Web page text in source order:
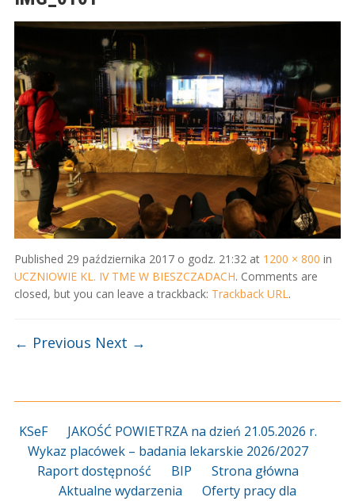
Published 29 października 2017 o godz. 21:32at 1200 × 800 in
UCZNIOWIE KL. IV TME W BIESZCZADACH. Comments are
closed, but you can leave a trackback: Trackback URL.
← Previous Next →
KSeF
JAKOŚĆ POWIETRZA na dzień 21.05.2026 r.
Wykaz placówek – badania lekarskie 2026/2027
Raport dostępność
BIP
Strona główna
Aktualne wydarzenia
Oferty pracy dla